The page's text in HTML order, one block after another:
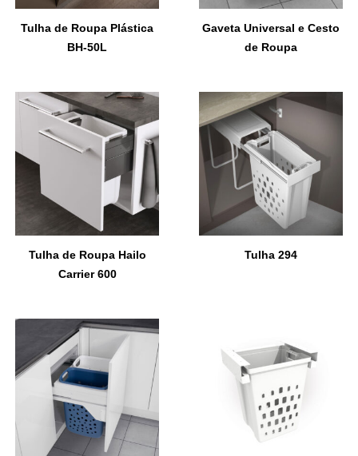
Tulha de Roupa Plástica
BH-50L
Gaveta Universal e Cesto
de Roupa
Tulha de Roupa Hailo
Carrier 600
Tulha 294